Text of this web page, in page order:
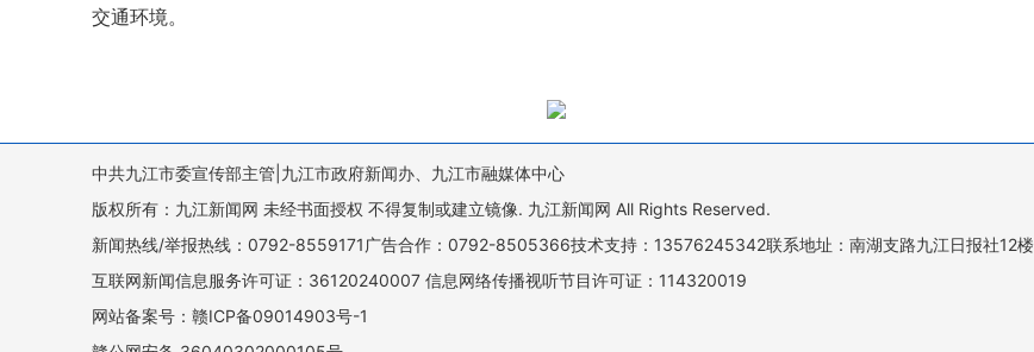
交通环境。
中共九江市委宣传部主管|九江市政府新闻办、九江市融媒体中心
版权所有：九江新闻网 未经书面授权 不得复制或建立镜像. 九江新闻网 All Rights Reserved.
新闻热线/举报热线：0792-8559171广告合作：0792-8505366技术支持：13576245342联系地址：南湖支路九江日报社12楼
互联网新闻信息服务许可证：36120240007 信息网络传播视听节目许可证：114320019
网站备案号：赣ICP备09014903号-1